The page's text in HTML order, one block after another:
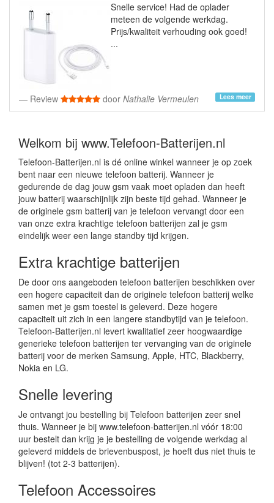
Snelle service! Had de oplader
meteen de volgende werkdag.
Prijs/kwaliteit verhouding ook goed!
...
Review door Nathalie Vermeulen Lees meer
Welkom bij www.Telefoon-Batterijen.nl
Telefoon-Batterijen.nl is dé online winkel wanneer je op zoek
bent naar een nieuwe telefoon batterij. Wanneer je
gedurende de dag jouw gsm vaak moet opladen dan heeft
jouw batterij waarschijnlijk zijn beste tijd gehad. Wanneer je
de originele gsm batterij van je telefoon vervangt door een
van onze extra krachtige telefoon batterijen zal je gsm
eindelijk weer een lange standby tijd krijgen.
Extra krachtige batterijen
De door ons aangeboden telefoon batterijen beschikken over
een hogere capaciteit dan de originele telefoon batterij welke
samen met je gsm toestel is geleverd. Deze hogere
capaciteit uit zich in een langere standbytijd van je telefoon.
Telefoon-Batterijen.nl levert kwalitatief zeer hoogwaardige
generieke telefoon batterijen ter vervanging van de originele
batterij voor de merken Samsung, Apple, HTC, Blackberry,
Nokia en LG.
Snelle levering
Je ontvangt jou bestelling bij Telefoon batterijen zeer snel
thuis. Wanneer je bij www.telefoon-batterijen.nl vóór 18:00
uur bestelt dan krijg je je bestelling de volgende werkdag al
geleverd middels de brievenbuspost, je hoeft dus niet thuis te
blijven! (tot 2-3 batterijen).
Telefoon Accessoires